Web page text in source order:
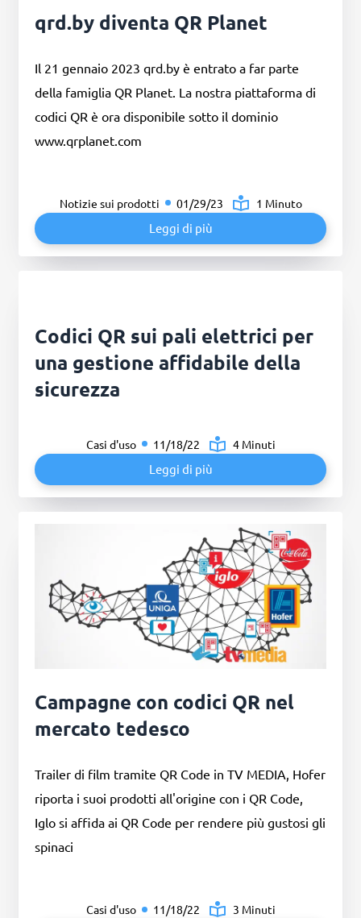
qrd.by diventa QR Planet
Il 21 gennaio 2023 qrd.by è entrato a far parte
della famiglia QR Planet. La nostra piattaforma di
codici QR è ora disponibile sotto il dominio
www.qrplanet.com
Notizie sui prodotti 01/29/23 1 Minuto
Leggi di più
Codici QR sui pali elettrici per
una gestione affidabile della
sicurezza
Casi d'uso 11/18/22 4 Minuti
Leggi di più
Campagne con codici QR nel
mercato tedesco
Trailer di film tramite QR Code in TV MEDIA, Hofer
riporta i suoi prodotti all'origine con i QR Code,
Iglo si affida ai QR Code per rendere più gustosi gli
spinaci
Casi d'uso 11/18/22 3 Minuti